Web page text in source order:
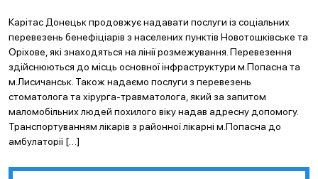
Карітас Донецьк продовжує надавати послуги із соціальних
перевезень бенефіціарів з населених пунктів Новотошківське та
Оріхове, які знаходяться на лінії розмежування. Перевезення
здійснюються до місць основної інфраструктури м.Попасна та
м.Лисичанськ. Також надаємо послуги з перевезень
стоматолога та хірурга-травматолога, який за запитом
маломобільних людей похилого віку надав адресну допомогу.
Транспортуванням лікарів з районної лікарні м.Попасна до
амбулаторії […]